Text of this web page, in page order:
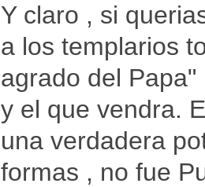
Y claro , si
a los templarios
agrado del
y el que vendra.
una verdadera
formas , no fue